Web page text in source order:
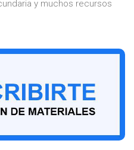
y muchos recursos